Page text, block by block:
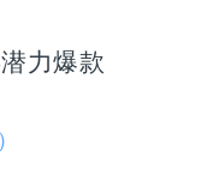
力爆款